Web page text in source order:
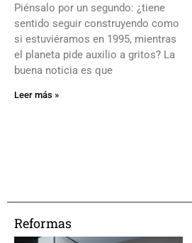
Piénsalo por un segundo: ¿tiene
sentido seguir construyendo como
si estuviéramos en 1995, mientras
el planeta pide auxilio a gritos? La
buena noticia es que
Leer más »
Reformas